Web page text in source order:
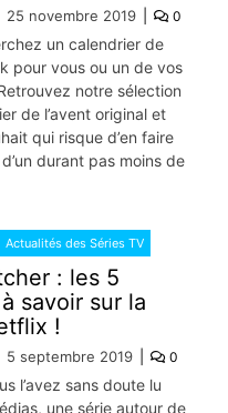
25 novembre 2019 0
un calendrier de
pour vous ou un de vos
notre sélection
de l’avent original et
qui risque d’en faire
durant pas moins de
Actualités des Séries TV
: les 5
savoir sur la
!
5 septembre 2019 0
l’avez sans doute lu
une série autour de